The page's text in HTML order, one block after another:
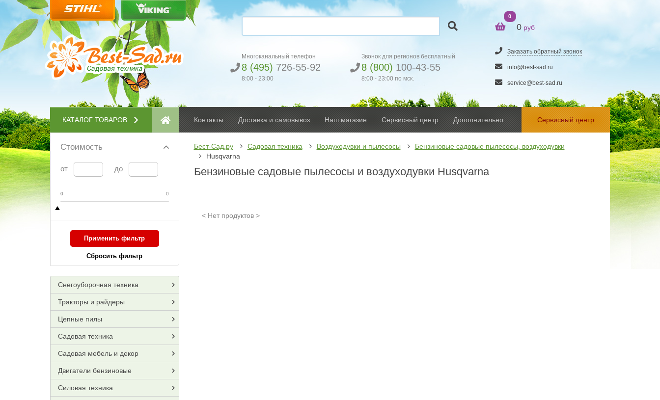
Многоканальный телефон
8 (495) 726-55-92
8:00 - 23:00
Звонок для регионов бесплатный
8 (800) 100-43-55
8:00 - 23:00 по мск.
0
0 руб
Заказать обратный звонок
info@best-sad.ru
service@best-sad.ru
КАТАЛОГ ТОВАРОВ Контакты Доставка и самовывоз Наш магазин Сервисный центр Дополнительно Сервисный центр
Стоимость
от до
0 0
Применить фильтр
Сбросить фильтр
Снегоуборочная техника
Тракторы и райдеры
Цепные пилы
Садовая техника
Садовая мебель и декор
Двигатели бензиновые
Силовая техника
Бест-Сад.ру Садовая техника Воздуходувки и пылесосы
Бензиновые садовые пылесосы, воздуходувки
Husqvarna
Бензиновые садовые пылесосы и воздуходувки Husqvarna
< Нет продуктов >